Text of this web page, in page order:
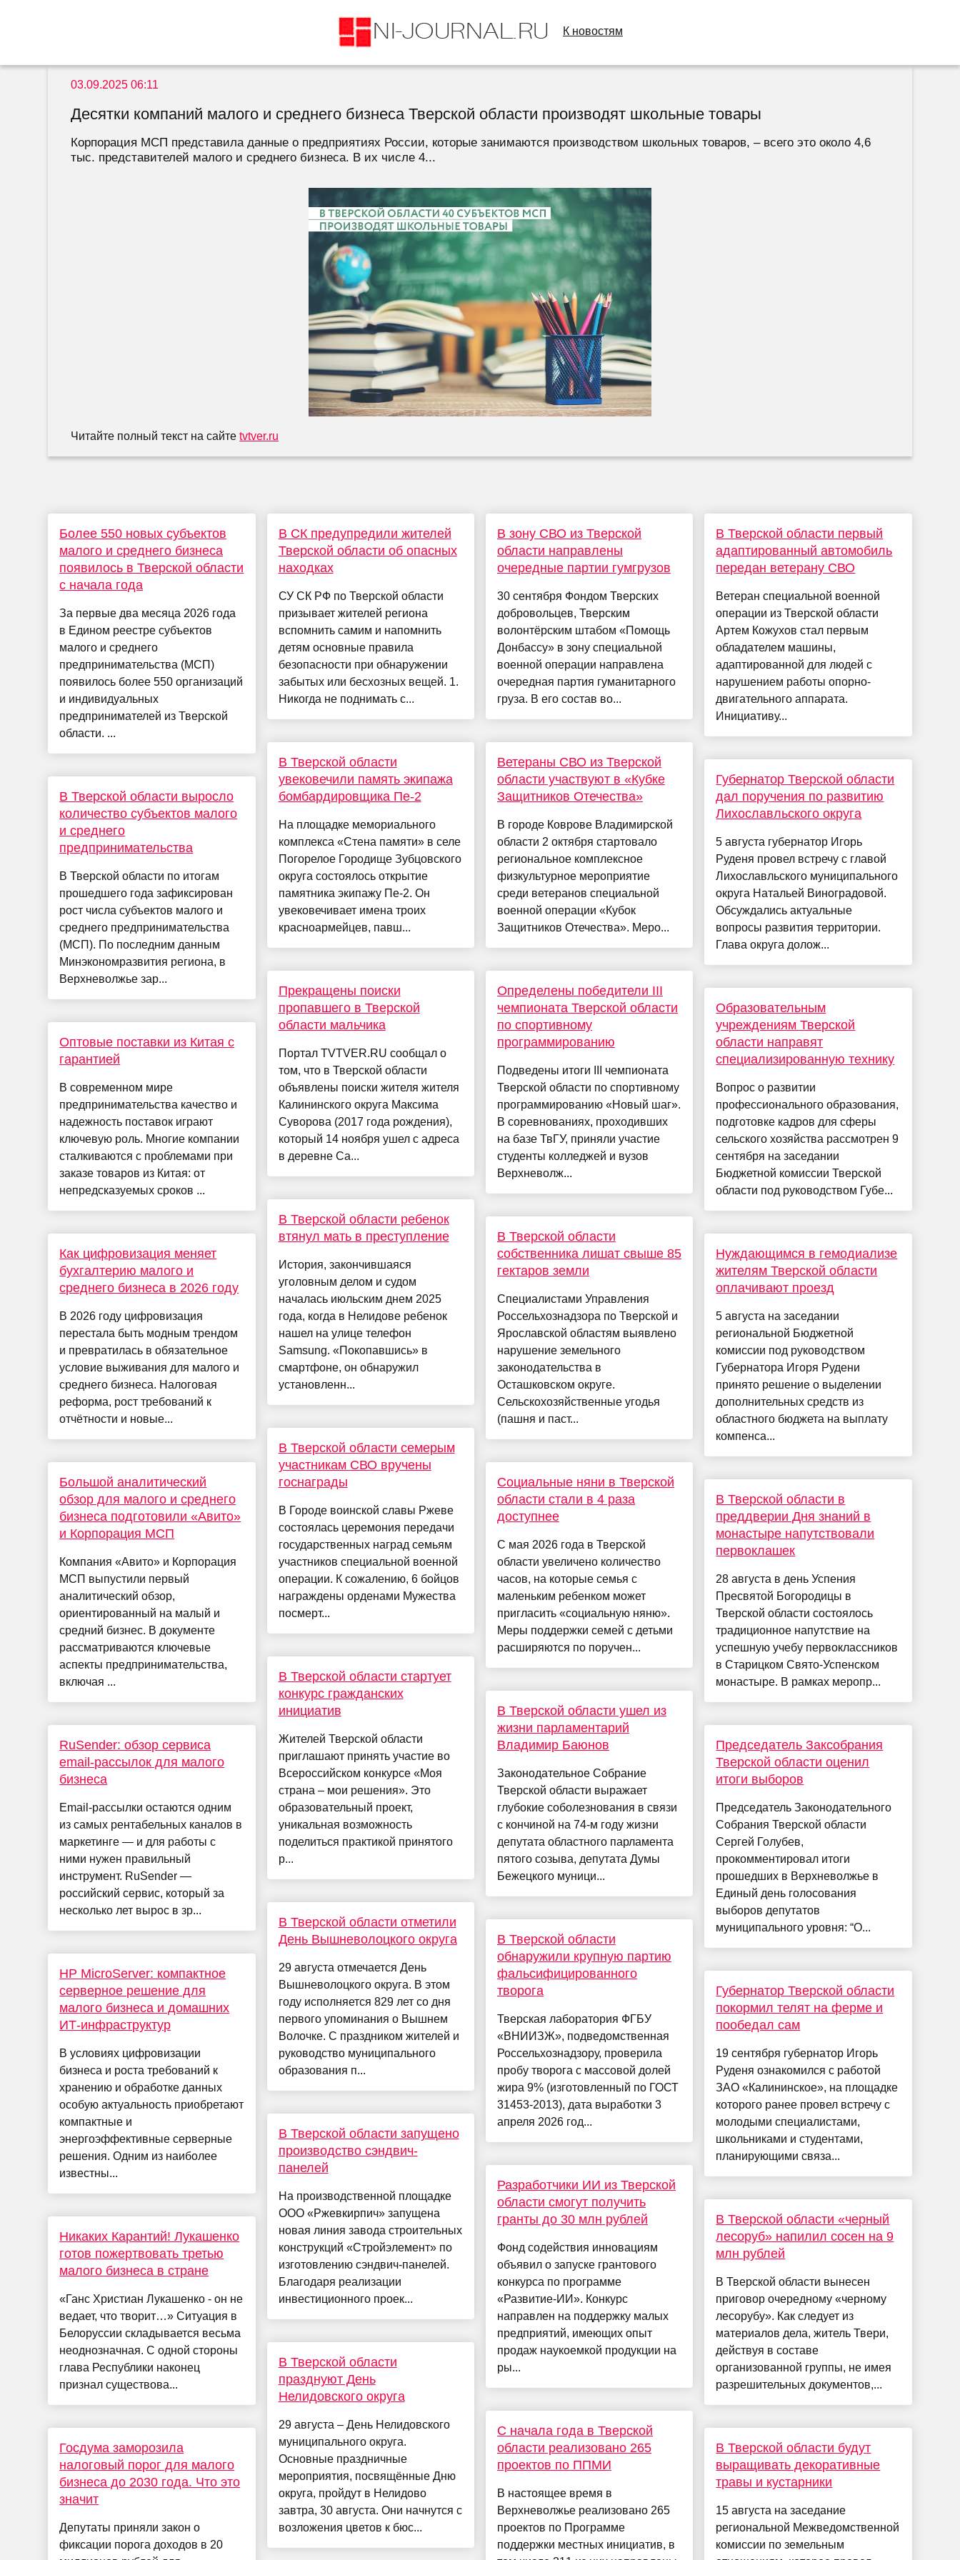
К новостям
03.09.2025 06:11
Десятки компаний малого и среднего бизнеса Тверской области производят школьные товары
Корпорация МСП представила данные о предприятиях России, которые занимаются производством школьных товаров, – всего это около 4,6
тыс. представителей малого и среднего бизнеса. В их числе 4...
Читайте полный текст на сайтеtvtver.ru
Более 550 новых субъектов
малого и среднего бизнеса
появилось в Тверской области
с начала года
За первые два месяца 2026 года
в Едином реестре субъектов
малого и среднего
предпринимательства (МСП)
появилось более 550 организаций
и индивидуальных
предпринимателей из Тверской
области. ...
В Тверской области выросло
количество субъектов малого
и среднего
предпринимательства
В Тверской области по итогам
прошедшего года зафиксирован
рост числа субъектов малого и
среднего предпринимательства
(МСП). По последним данным
Минэкономразвития региона, в
Верхневолжье зар...
Оптовые поставки из Китая с
гарантией
В современном мире
предпринимательства качество и
надежность поставок играют
ключевую роль. Многие компании
сталкиваются с проблемами при
заказе товаров из Китая: от
непредсказуемых сроков ...
Как цифровизация меняет
бухгалтерию малого и
среднего бизнеса в 2026 году
В 2026 году цифровизация
перестала быть модным трендом
и превратилась в обязательное
условие выживания для малого и
среднего бизнеса. Налоговая
реформа, рост требований к
отчётности и новые...
Большой аналитический
обзор для малого и среднего
бизнеса подготовили «Авито»
и Корпорация МСП
Компания «Авито» и Корпорация
МСП выпустили первый
аналитический обзор,
ориентированный на малый и
средний бизнес. В документе
рассматриваются ключевые
аспекты предпринимательства,
включая ...
RuSender: обзор сервиса
email-рассылок для малого
бизнеса
Email-рассылки остаются одним
из самых рентабельных каналов в
маркетинге — и для работы с
ними нужен правильный
инструмент. RuSender —
российский сервис, который за
несколько лет вырос в зр...
HP MicroServer: компактное
серверное решение для
малого бизнеса и домашних
ИТ-инфраструктур
В условиях цифровизации
бизнеса и роста требований к
хранению и обработке данных
особую актуальность приобретают
компактные и
энергоэффективные серверные
решения. Одним из наиболее
известны...
Никаких Карантий! Лукашенко
готов пожертвовать третью
малого бизнеса в стране
«Ганс Христиан Лукашенко - он не
ведает, что творит…» Ситуация в
Белоруссии складывается весьма
неоднозначная. С одной стороны
глава Республики наконец
признал существова...
Госдума заморозила
налоговый порог для малого
бизнеса до 2030 года. Что это
значит
Депутаты приняли закон о
фиксации порога доходов в 20
В СК предупредили жителей
Тверской области об опасных
находках
СУ СК РФ по Тверской области
призывает жителей региона
вспомнить самим и напомнить
детям основные правила
безопасности при обнаружении
забытых или бесхозных вещей. 1.
Никогда не поднимать с...
В Тверской области
увековечили память экипажа
бомбардировщика Пе-2
На площадке мемориального
комплекса «Стена памяти» в селе
Погорелое Городище Зубцовского
округа состоялось открытие
памятника экипажу Пе-2. Он
увековечивает имена троих
красноармейцев, павш...
Прекращены поиски
пропавшего в Тверской
области мальчика
Портал TVTVER.RU сообщал о
том, что в Тверской области
объявлены поиски жителя жителя
Калининского округа Максима
Суворова (2017 года рождения),
который 14 ноября ушел с адреса
в деревне Са...
В Тверской области ребенок
втянул мать в преступление
История, закончившаяся
уголовным делом и судом
началась июльским днем 2025
года, когда в Нелидове ребенок
нашел на улице телефон
Samsung. «Покопавшись» в
смартфоне, он обнаружил
установленн...
В Тверской области семерым
участникам СВО вручены
госнаграды
В Городе воинской славы Ржеве
состоялась церемония передачи
государственных наград семьям
участников специальной военной
операции. К сожалению, 6 бойцов
награждены орденами Мужества
посмерт...
В Тверской области стартует
конкурс гражданских
инициатив
Жителей Тверской области
приглашают принять участие во
Всероссийском конкурсе «Моя
страна – мои решения». Это
образовательный проект,
уникальная возможность
поделиться практикой принятого
р...
В Тверской области отметили
День Вышневолоцкого округа
29 августа отмечается День
Вышневолоцкого округа. В этом
году исполняется 829 лет со дня
первого упоминания о Вышнем
Волочке. С праздником жителей и
руководство муниципального
образования п...
В Тверской области запущено
производство сэндвич-
панелей
На производственной площадке
ООО «Ржевкирпич» запущена
новая линия завода строительных
конструкций «Стройэлемент» по
изготовлению сэндвич-панелей.
Благодаря реализации
инвестиционного проек...
В Тверской области
празднуют День
Нелидовского округа
29 августа – День Нелидовского
муниципального округа.
Основные праздничные
мероприятия, посвящённые Дню
округа, пройдут в Нелидово
завтра, 30 августа. Они начнутся с
возложения цветов к бюс...
В зону СВО из Тверской
области направлены
очередные партии гумгрузов
30 сентября Фондом Тверских
добровольцев, Тверским
волонтёрским штабом «Помощь
Донбассу» в зону специальной
военной операции направлена
очередная партия гуманитарного
груза. В его состав во...
Ветераны СВО из Тверской
области участвуют в «Кубке
Защитников Отечества»
В городе Коврове Владимирской
области 2 октября стартовало
региональное комплексное
физкультурное мероприятие
среди ветеранов специальной
военной операции «Кубок
Защитников Отечества». Меро...
Определены победители III
чемпионата Тверской области
по спортивному
программированию
Подведены итоги III чемпионата
Тверской области по спортивному
программированию «Новый шаг».
В соревнованиях, проходивших
на базе ТвГУ, приняли участие
студенты колледжей и вузов
Верхневолж...
В Тверской области
собственника лишат свыше 85
гектаров земли
Специалистами Управления
Россельхознадзора по Тверской и
Ярославской областям выявлено
нарушение земельного
законодательства в
Осташковском округе.
Сельскохозяйственные угодья
(пашня и паст...
Социальные няни в Тверской
области стали в 4 раза
доступнее
С мая 2026 года в Тверской
области увеличено количество
часов, на которые семья с
маленьким ребенком может
пригласить «социальную няню».
Меры поддержки семей с детьми
расширяются по поручен...
В Тверской области ушел из
жизни парламентарий
Владимир Баюнов
Законодательное Собрание
Тверской области выражает
глубокие соболезнования в связи
с кончиной на 74-м году жизни
депутата областного парламента
пятого созыва, депутата Думы
Бежецкого муници...
В Тверской области
обнаружили крупную партию
фальсифицированного
творога
Тверская лаборатория ФГБУ
«ВНИИЗЖ», подведомственная
Россельхознадзору, проверила
пробу творога с массовой долей
жира 9% (изготовленный по ГОСТ
31453-2013), дата выработки 3
апреля 2026 год...
Разработчики ИИ из Тверской
области смогут получить
гранты до 30 млн рублей
Фонд содействия инновациям
объявил о запуске грантового
конкурса по программе
«Развитие-ИИ». Конкурс
направлен на поддержку малых
предприятий, имеющих опыт
продаж наукоемкой продукции на
ры...
С начала года в Тверской
области реализовано 265
проектов по ППМИ
В настоящее время в
Верхневолжье реализовано 265
проектов по Программе
поддержки местных инициатив, в
В Тверской области первый
адаптированный автомобиль
передан ветерану СВО
Ветеран специальной военной
операции из Тверской области
Артем Кожухов стал первым
обладателем машины,
адаптированной для людей с
нарушением работы опорно-
двигательного аппарата.
Инициативу...
Губернатор Тверской области
дал поручения по развитию
Лихославльского округа
5 августа губернатор Игорь
Руденя провел встречу с главой
Лихославльского муниципального
округа Натальей Виноградовой.
Обсуждались актуальные
вопросы развития территории.
Глава округа долож...
Образовательным
учреждениям Тверской
области направят
специализированную технику
Вопрос о развитии
профессионального образования,
подготовке кадров для сферы
сельского хозяйства рассмотрен 9
сентября на заседании
Бюджетной комиссии Тверской
области под руководством Губе...
Нуждающимся в гемодиализе
жителям Тверской области
оплачивают проезд
5 августа на заседании
региональной Бюджетной
комиссии под руководством
Губернатора Игоря Рудени
принято решение о выделении
дополнительных средств из
областного бюджета на выплату
компенса...
В Тверской области в
преддверии Дня знаний в
монастыре напутствовали
первоклашек
28 августа в день Успения
Пресвятой Богородицы в
Тверской области состоялось
традиционное напутствие на
успешную учебу первоклассников
в Старицком Свято-Успенском
монастыре. В рамках меропр...
Председатель Заксобрания
Тверской области оценил
итоги выборов
Председатель Законодательного
Собрания Тверской области
Сергей Голубев,
прокомментировал итоги
прошедших в Верхневолжье в
Единый день голосования
выборов депутатов
муниципального уровня: “О...
Губернатор Тверской области
покормил телят на ферме и
пообедал сам
19 сентября губернатор Игорь
Руденя ознакомился с работой
ЗАО «Калининское», на площадке
которого ранее провел встречу с
молодыми специалистами,
школьниками и студентами,
планирующими связа...
В Тверской области «черный
лесоруб» напилил сосен на 9
млн рублей
В Тверской области вынесен
приговор очередному «черному
лесорубу». Как следует из
материалов дела, житель Твери,
действуя в составе
организованной группы, не имея
разрешительных документов,...
В Тверской области будут
выращивать декоративные
травы и кустарники
15 августа на заседание
региональной Межведомственной
комиссии по земельным